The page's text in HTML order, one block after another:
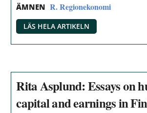
ÄMNEN R. Regionekonomi
LÄS HELA ARTIKELN
Rita Asplund: Essays on
capital and earnings in